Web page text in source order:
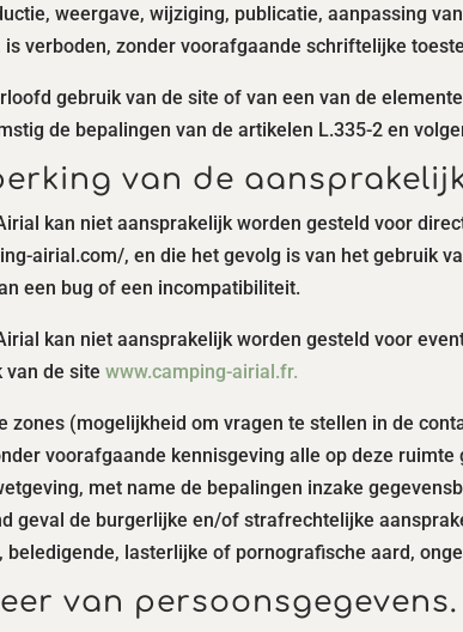
weergave, wijziging, publicatie, aanpassing
is verboden, zonder voorafgaande schriftelijke
gebruik van de site of van een van de
de bepalingen van de artikelen L.335-2 en
van de
kan niet aansprakelijk worden gesteld voor
airial.com/, en die het gevolg is van het gebruik
een bug of een incompatibiliteit.
kan niet aansprakelijk worden gesteld voor
van de sitewww.camping-airial.fr.
zones (mogelijkheid om vragen te stellen in de
voorafgaande kennisgeving alle op deze
met name de bepalingen inzake
geval de burgerlijke en/of strafrechtelijke
beledigende, lasterlijke of pornografische aard,
van persoonsgegevens.